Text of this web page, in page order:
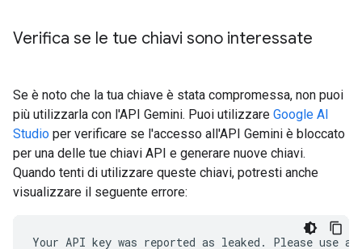
Verifica se le tue chiavi sono interessate
Se è noto che la tua chiave è stata compromessa, non puoi
più utilizzarla con l'API Gemini. Puoi utilizzare Google AI
Studio per verificare se l'accesso all'API Gemini è bloccato
per una delle tue chiavi API e generare nuove chiavi.
Quando tenti di utilizzare queste chiavi, potresti anche
visualizzare il seguente errore: